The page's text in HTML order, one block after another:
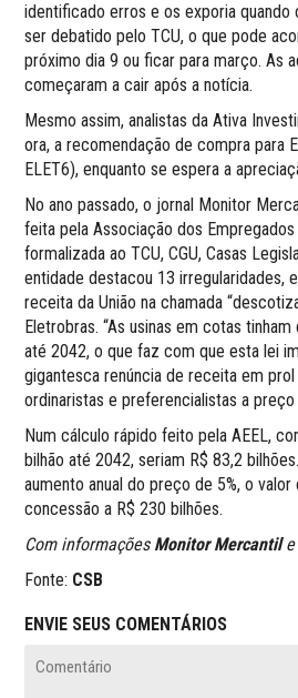
identificado erros e os exporia
ser debatido pelo TCU, o que pode
próximo dia 9 ou ficar para março. As
começaram a cair após a notícia.
Mesmo assim, analistas da Ativa
ora, a recomendação de compra para
ELET6), enquanto se espera a
No ano passado, o jornal Monitor
feita pela Associação dos
formalizada ao TCU, CGU, Casas
entidade destacou 13 irregularidades,
receita da União na chamada
Eletrobras. “As usinas em cotas
até 2042, o que faz com que esta lei
gigantesca renúncia de receita em
ordinaristas e preferencialistas a preço
Num cálculo rápido feito pela AEEL,
bilhão até 2042, seriam R$ 83,2
aumento anual do preço de 5%, o
concessão a R$ 230 bilhões.
Com informações Monitor Mercantil
Fonte: CSB
ENVIE SEUS COMENTÁRIOS